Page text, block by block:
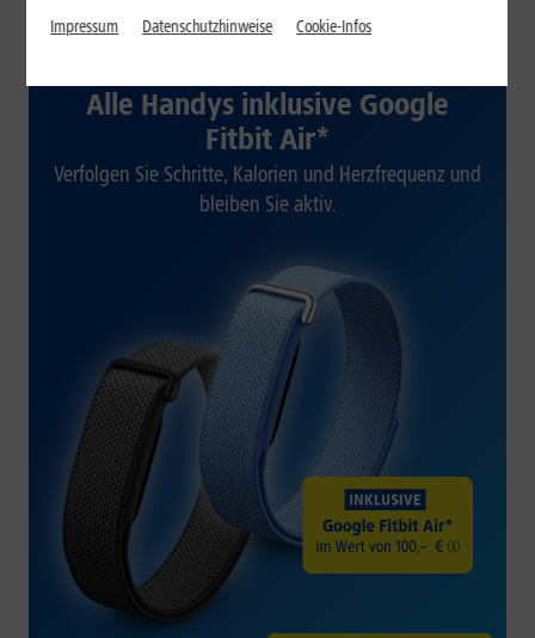
Alle Handys inklusive Google
Fitbit Air*
Verfolgen Sie Schritte, Kalorien und Herzfrequenz und
bleiben Sie aktiv.
Impressum Datenschutzhinweise Cookie-Infos